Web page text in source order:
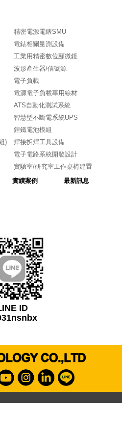
精密電源電錶SMU
電錶相關量測設備
工業用精密數位顯微鏡
波形產生器/信號源
電子負載
電源電子負載專用線材
ATS自動化測試系統
智慧型不斷電系統UPS
鋰鐵電池模組
)
焊接拆焊工具設備
電子電路系統開發設計
實驗室/研究室工作桌椅建置
實績案例 最新訊息
ID